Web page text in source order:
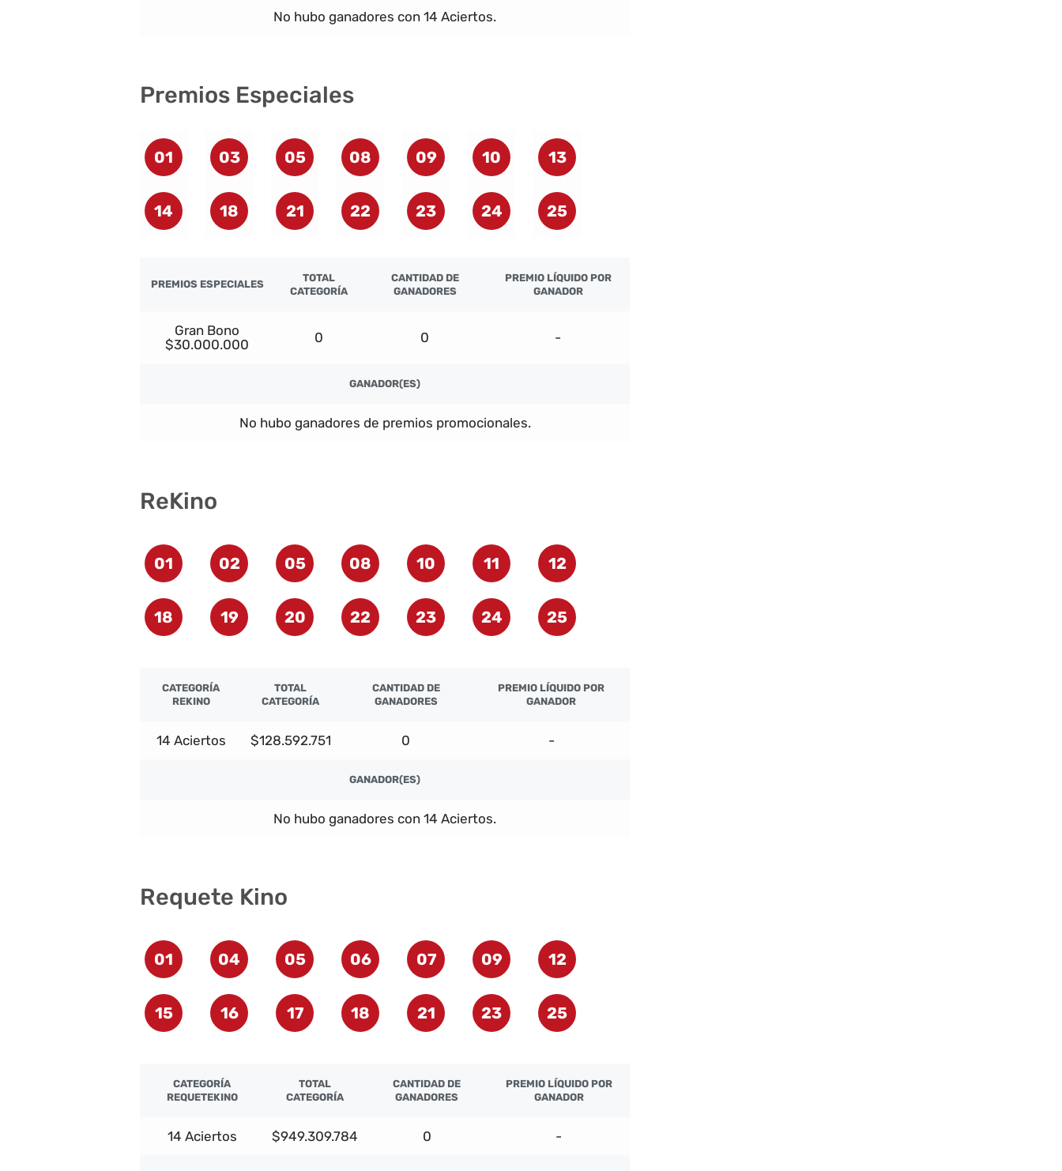
No hubo ganadores con 14 Aciertos.
Premios Especiales
01 03 05 08 09 10 13
14 18 21 22 23 24 25
PREMIOS ESPECIALES
TOTAL
CATEGORÍA
CANTIDAD DE
GANADORES
PREMIO LÍQUIDO POR
GANADOR
Gran Bono
$30.000.000
0 0 -
GANADOR(ES)
No hubo ganadores de premios promocionales.
ReKino
01 02 05 08 10 11 12
18 19 20 22 23 24 25
CATEGORÍA
REKINO
TOTAL
CATEGORÍA
CANTIDAD DE
GANADORES
PREMIO LÍQUIDO POR
GANADOR
14 Aciertos $128.592.751 0 -
GANADOR(ES)
No hubo ganadores con 14 Aciertos.
Requete Kino
01 04 05 06 07 09 12
15 16 17 18 21 23 25
CATEGORÍA
REQUETEKINO
TOTAL
CATEGORÍA
CANTIDAD DE
GANADORES
PREMIO LÍQUIDO POR
GANADOR
14 Aciertos $949.309.784 0 -